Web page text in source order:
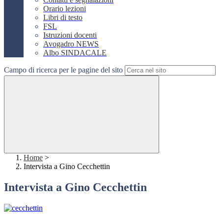
Orario lezioni
Libri di testo
FSL
Istruzioni docenti
Avogadro NEWS
Albo SINDACALE
Campo di ricerca per le pagine del sito
Home >
Intervista a Gino Cecchettin
Intervista a Gino Cecchettin